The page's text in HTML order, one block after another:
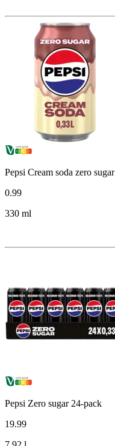
Pepsi Cream soda zero sugar
0.99
330 ml
Pepsi Zero sugar 24-pack
19.99